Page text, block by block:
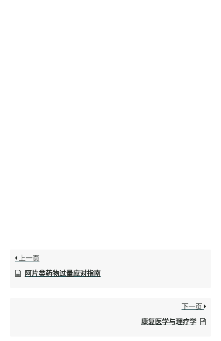
上一页
阿片类药物过量应对指南
下一页
康复医学与理疗学